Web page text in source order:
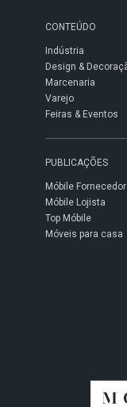
CONTEÚDO
Indústria
Design &
Marcenaria
Varejo
Feiras & Eventos
PUBLICAÇÕES
Móbile
Móbile Lojista
Top Móbile
Móveis para casa